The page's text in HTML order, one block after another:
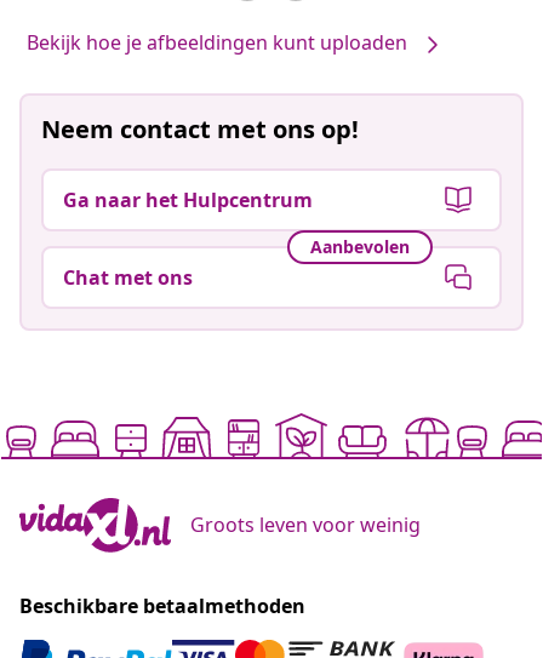
Bekijk hoe je afbeeldingen kunt uploaden
Neem contact met ons op!
Ga naar het Hulpcentrum
Aanbevolen
Chat met ons
Groots leven voor weinig
Beschikbare betaalmethoden